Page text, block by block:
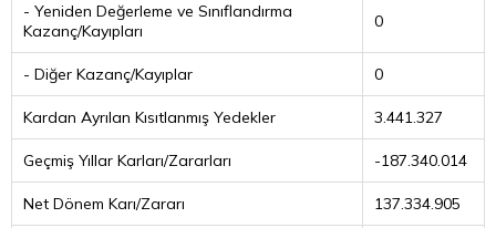
- Yeniden Değerleme ve Sınıflandırma
Kazanç/Kayıpları
0
- Diğer Kazanç/Kayıplar 0
Kardan Ayrılan Kısıtlanmış Yedekler 3.441.327
Geçmiş Yıllar Karları/Zararları -187.340.014
Net Dönem Karı/Zararı 137.334.905